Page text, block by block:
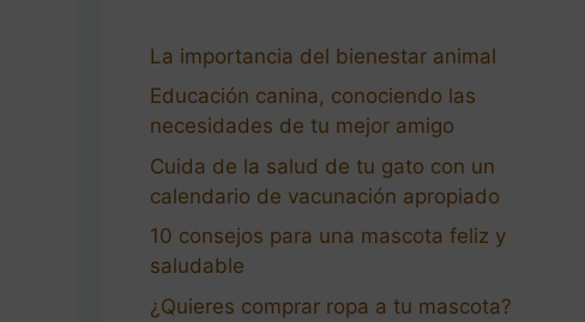
La importancia del bienestar animal
Educación canina, conociendo las
necesidades de tu mejor amigo
Cuida de la salud de tu gato con un
calendario de vacunación apropiado
10 consejos para una mascota feliz y
saludable
¿Quieres comprar ropa a tu mascota?